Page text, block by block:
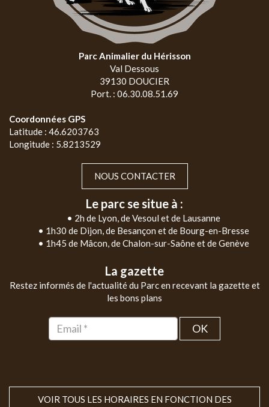
Parc Animalier du Hérisson
Val Dessous
39130 DOUCIER
Port. : 06.30.08.51.69
Coordonnées GPS
Latitude : 46.6203763
Longitude : 5.8213529
NOUS CONTACTER
Le parc se situe à :
• 2h de Lyon, de Vesoul et de Lausanne
• 1h30 de Dijon, de Besançon et de Bourg-en-Bresse
• 1h45 de Mâcon, de Chalon-sur-Saône et de Genève
La gazette
Restez informés de l'actualité du Parc en recevant la gazette et
les bons plans
OK
VOIR TOUS LES HORAIRES EN FONCTION DES